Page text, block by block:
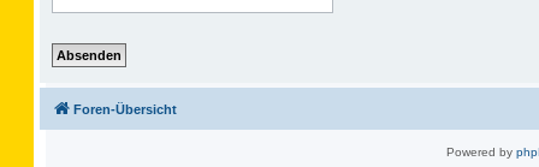
Foren-Übersicht
Powered by